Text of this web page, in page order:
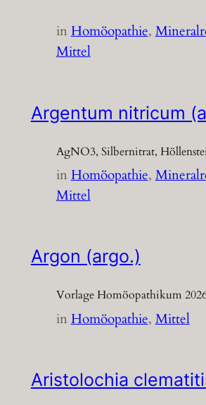
inHomöopathie,
Mittel
Argentum nitricum
AgNO3, Silbernitrat,
inHomöopathie,
Mittel
Argon (argo.)
Vorlage Homöopathikum
inHomöopathie, Mittel
Aristolochia